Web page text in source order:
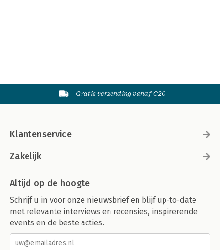
Gratis verzending vanaf €20
Klantenservice
Zakelijk
Altijd op de hoogte
Schrijf u in voor onze nieuwsbrief en blijf up-to-date
met relevante interviews en recensies, inspirerende
events en de beste acties.